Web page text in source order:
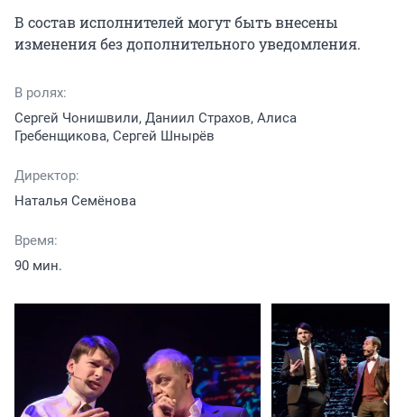
В состав исполнителей могут быть внесены
изменения без дополнительного уведомления.
В ролях:
Сергей Чонишвили, Даниил Страхов, Алиса
Гребенщикова, Сергей Шнырёв
Директор:
Наталья Семёнова
Время:
90 мин.